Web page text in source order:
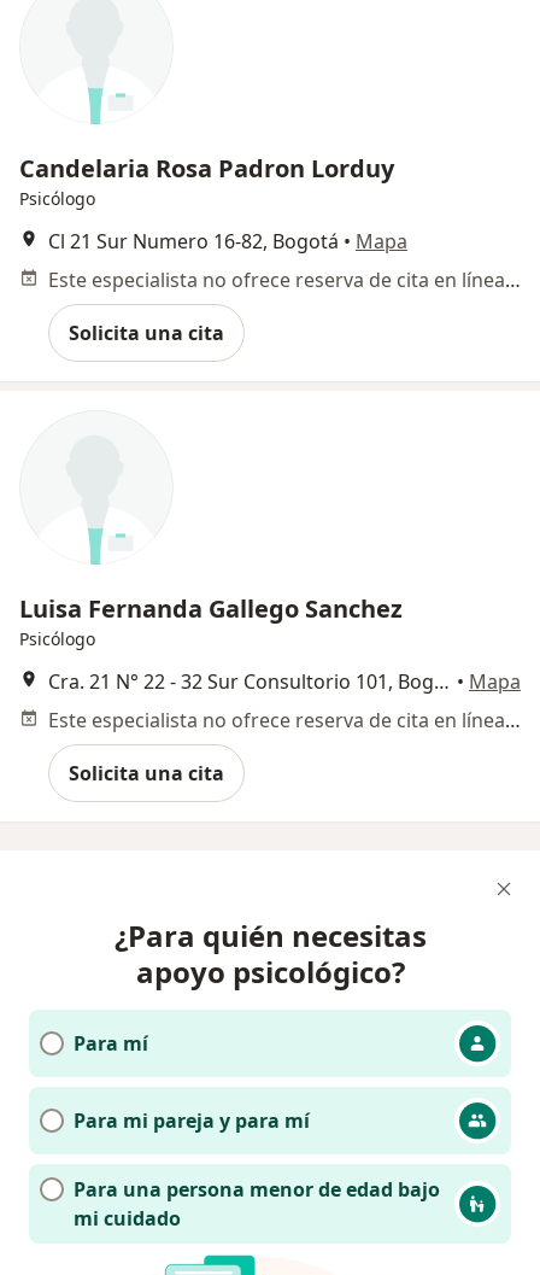
Candelaria Rosa Padron Lorduy
Psicólogo
Cl 21 Sur Numero 16-82, Bogotá • Mapa
Este especialista no ofrece reserva de cita en línea en esta dirección.
Solicita una cita
Luisa Fernanda Gallego Sanchez
Psicólogo
Cra. 21 N° 22 - 32 Sur Consultorio 101, Bogotá • Mapa
Este especialista no ofrece reserva de cita en línea en esta dirección.
Solicita una cita
¿Para quién necesitas
apoyo psicológico?
Para mí
Para mi pareja y para mí
Para una persona menor de edad bajo
mi cuidado